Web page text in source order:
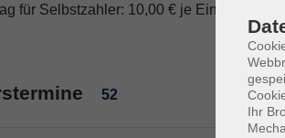
für Selbstzahler: 10,00 € je Einheit
52
Ihr